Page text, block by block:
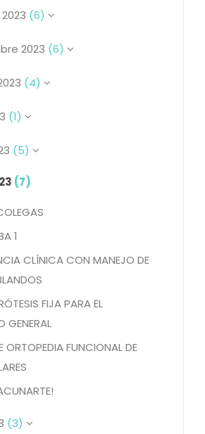
(6)
2023 (6)
(4)
(1)
(5)
(7)
1
CLÍNICA CON MANEJO DE
FIJA PARA EL
GENERAL
ORTOPEDIA FUNCIONAL DE
(3)